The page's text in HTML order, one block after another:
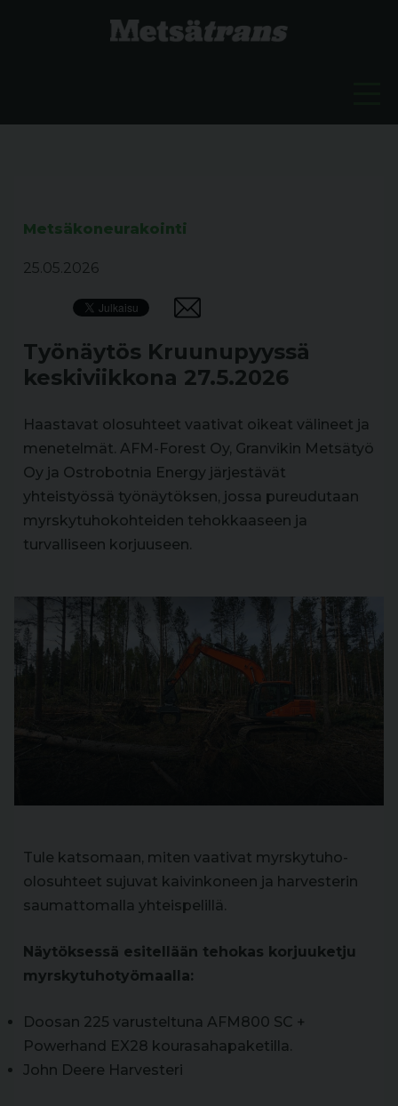
Metsäkoneurakointi
25.05.2026
Työnäytös Kruunupyyssä
keskiviikkona 27.5.2026
Haastavat olosuhteet vaativat oikeat välineet ja
menetelmät. AFM-Forest Oy, Granvikin Metsätyö
Oy ja Ostrobotnia Energy järjestävät
yhteistyössä työnäytöksen, jossa pureudutaan
myrskytuhokohteiden tehokkaaseen ja
turvalliseen korjuuseen.
Tule katsomaan, miten vaativat myrskytuho-
olosuhteet sujuvat kaivinkoneen ja harvesterin
saumattomalla yhteispelillä.
Näytöksessä esitellään tehokas korjuuketju
myrskytuhotyömaalla:
Doosan 225 varusteltuna AFM800 SC +
Powerhand EX28 kourasahapaketilla.
John Deere Harvesteri